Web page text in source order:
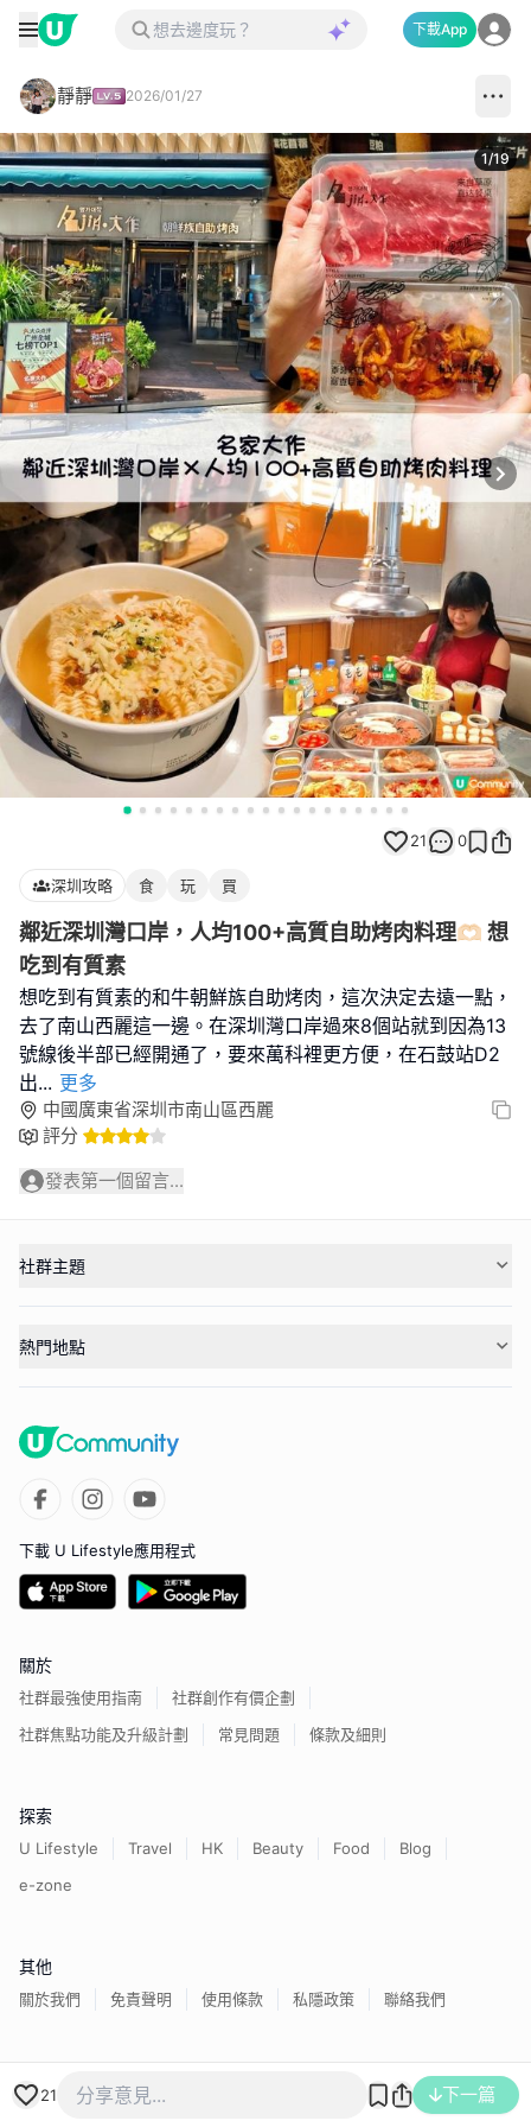
下載App
靜靜 2026/01/27
1/19
21 0
深圳攻略 食 玩 買
鄰近深圳灣口岸，人均100+高質自助烤肉料理🫶🏻 想
吃到有質素
想吃到有質素的和牛朝鮮族自助烤肉，這次決定去遠一點，
去了南山西麗這一邊。在深圳灣口岸過來8個站就到因為13
號線後半部已經開通了，要來萬科裡更方便，在石鼓站D2
出... 更多
中國廣東省深圳市南山區西麗
評分
發表第一個留言...
21 下一篇
社群主題
熱門地點
下載 U Lifestyle應用程式
關於
社群最強使用指南
社群創作有價企劃
社群焦點功能及升級計劃
常見問題 條款及細則
探索
U Lifestyle Travel HK Beauty Food
Blog
e-zone
其他
關於我們 免責聲明 使用條款 私隱政策 聯絡我們
香港經濟日報版權所有©